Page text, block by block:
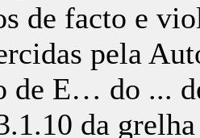
de facto e
pela
de E… do ...
da